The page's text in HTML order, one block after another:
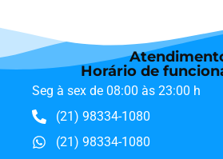
Horário de
Seg à sex de 08:00 às 23:00 h
(21) 98334-1080
(21) 98334-1080